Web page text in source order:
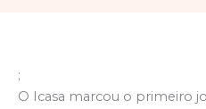
;
O Icasa marcou o primeiro